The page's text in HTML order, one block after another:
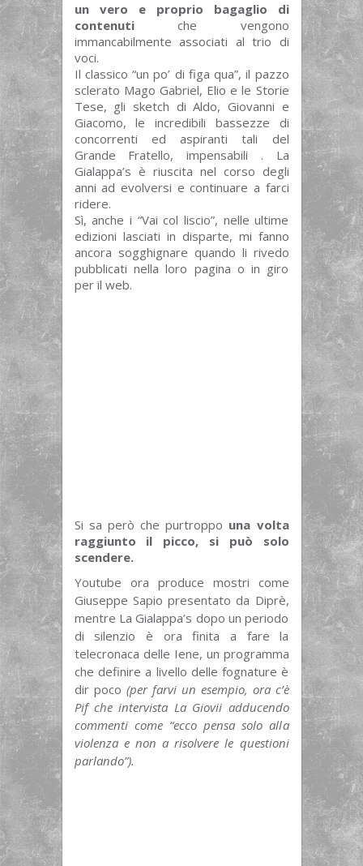
un vero e proprio bagaglio di
contenutiche vengono
immancabilmente associati al trio di
voci.
Il classico “un po’ di figa qua”, il pazzo
sclerato Mago Gabriel, Elio e le Storie
Tese, gli sketch di Aldo, Giovanni e
Giacomo, le incredibili bassezze di
concorrenti ed aspiranti tali del
Grande Fratello, impensabili . La
Gialappa’s è riuscita nel corso degli
anni ad evolversi e continuare a farci
ridere.
Sì, anche i “Vai col liscio”, nelle ultime
edizioni lasciati in disparte, mi fanno
ancora sogghignare quando li rivedo
pubblicati nella loro pagina o in giro
per il web.
Si sa però che purtroppo una volta
raggiunto il picco, si può solo
scendere.
Youtube ora produce mostri come
Giuseppe Sapio presentato da Diprè,
mentre La Gialappa’s dopo un periodo
di silenzio è ora finita a fare la
telecronaca delle Iene, un programma
che definire a livello delle fognature è
dir poco (per farvi un esempio, ora c’è
Pif che intervista La Giovii adducendo
commenti come “ecco pensa solo alla
violenza e non a risolvere le questioni
parlando”).